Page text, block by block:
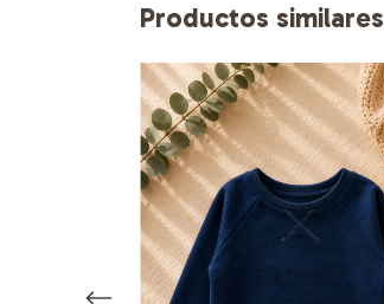
Productos similares